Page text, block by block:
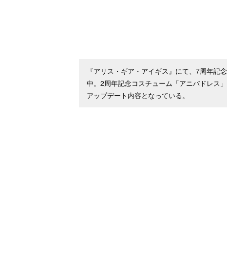
『アリス・ギア・アイギス』にて、7周年
中。2周年記念コスチューム「アニバドレス
アップデート内容となっている。